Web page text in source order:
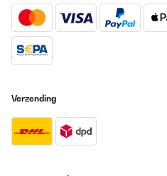
Utilisateur d'Amazon
Vertaal
mes randos, léger pour le
y poser mes fesses pour
Très satisfaite.
Verzending